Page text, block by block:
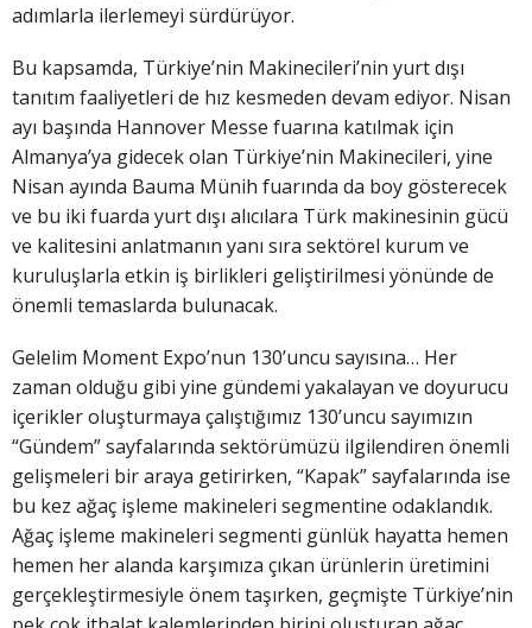
adımlarla ilerlemeyi sürdürüyor.
Bu kapsamda, Türkiye’nin Makinecileri’nin yurt dışı
tanıtım faaliyetleri de hız kesmeden devam ediyor. Nisan
ayı başında Hannover Messe fuarına katılmak için
Almanya’ya gidecek olan Türkiye’nin Makinecileri, yine
Nisan ayında Bauma Münih fuarında da boy gösterecek
ve bu iki fuarda yurt dışı alıcılara Türk makinesinin gücü
ve kalitesini anlatmanın yanı sıra sektörel kurum ve
kuruluşlarla etkin iş birlikleri geliştirilmesi yönünde de
önemli temaslarda bulunacak.
Gelelim Moment Expo’nun 130’uncu sayısına… Her
zaman olduğu gibi yine gündemi yakalayan ve doyurucu
içerikler oluşturmaya çalıştığımız 130’uncu sayımızın
“Gündem” sayfalarında sektörümüzü ilgilendiren önemli
gelişmeleri bir araya getirirken, “Kapak” sayfalarında ise
bu kez ağaç işleme makineleri segmentine odaklandık.
Ağaç işleme makineleri segmenti günlük hayatta hemen
hemen her alanda karşımıza çıkan ürünlerin üretimini
gerçekleştirmesiyle önem taşırken, geçmişte Türkiye’nin